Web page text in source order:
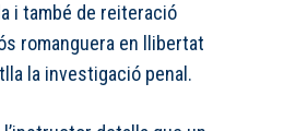
i també de reiteració
romanguera en llibertat
la investigació penal.